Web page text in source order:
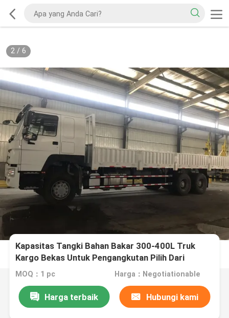
2/ 6
Kapasitas Tangki Bahan Bakar 300-400L Truk
Kargo Bekas Untuk Pengangkutan Pilih Dari
Berbagai Model
MOQ：1 pc Harga：Negotiationable
Harga terbaik Hubungi kami